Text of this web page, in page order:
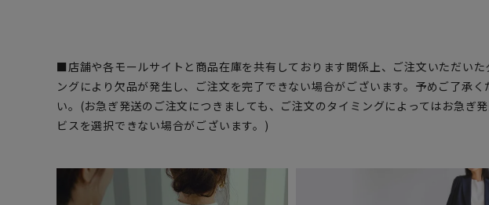
■店舗や各モールサイトと商品在庫を共有しております関係上、ご注文いただいた
ングにより欠品が発生し、ご注文を完了できない場合がございます。予めご了承く
い。(お急ぎ発送のご注文につきましても、ご注文のタイミングによってはお急ぎ
ビスを選択できない場合がございます。)